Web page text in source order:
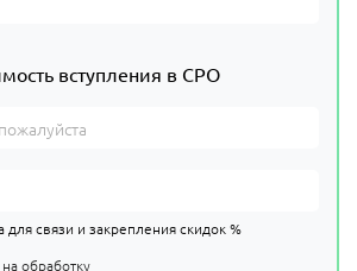
вступления в СРО
для связи и закрепления скидок %
обработку